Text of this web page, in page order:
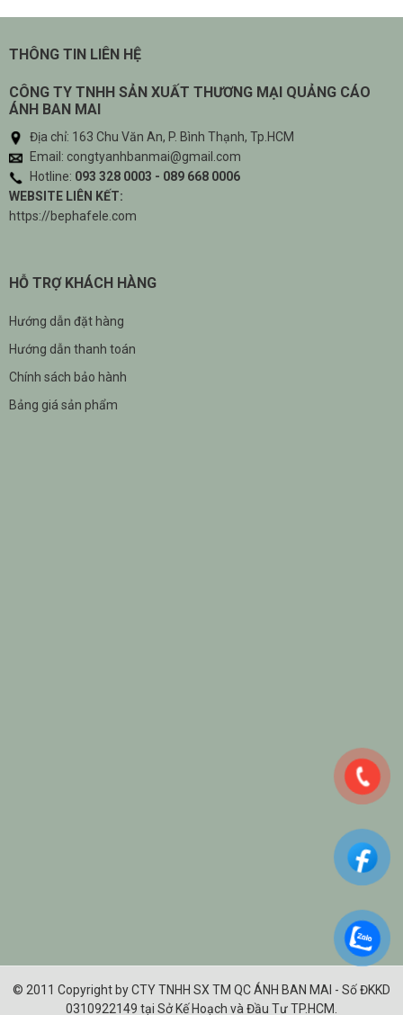
THÔNG TIN LIÊN HỆ
CÔNG TY TNHH SẢN XUẤT THƯƠNG MẠI QUẢNG CÁO
ÁNH BAN MAI
Địa chỉ: 163 Chu Văn An, P. Bình Thạnh, Tp.HCM
Email: congtyanhbanmai@gmail.com
Hotline: 093 328 0003 - 089 668 0006
WEBSITE LIÊN KẾT:
https://bephafele.com
HỖ TRỢ KHÁCH HÀNG
Hướng dẫn đặt hàng
Hướng dẫn thanh toán
Chính sách bảo hành
Bảng giá sản phẩm
© 2011 Copyright by CTY TNHH SX TM QC ÁNH BAN MAI - Số ĐKKD
0310922149 tại Sở Kế Hoạch và Đầu Tư TP.HCM.